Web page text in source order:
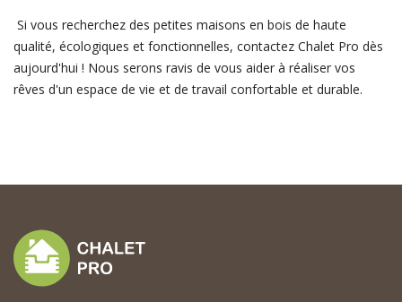
Si vous recherchez des petites maisons en bois de haute
qualité, écologiques et fonctionnelles, contactez Chalet Pro dès
aujourd'hui ! Nous serons ravis de vous aider à réaliser vos
rêves d'un espace de vie et de travail confortable et durable.